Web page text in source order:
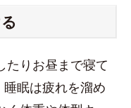
たりお昼まで寝て
眠は疲れを溜め